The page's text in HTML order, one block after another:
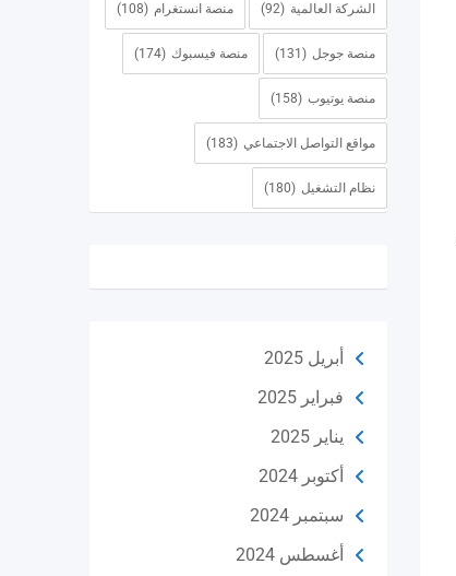
الشركة العالمية (92) منصة انستغرام (108)
منصة جوجل (131) منصة فيسبوك (174)
منصة يوتيوب (158)
مواقع التواصل الاجتماعي (183)
نظام التشغيل (180)
أبريل 2025
فبراير 2025
يناير 2025
أكتوبر 2024
سبتمبر 2024
أغسطس 2024